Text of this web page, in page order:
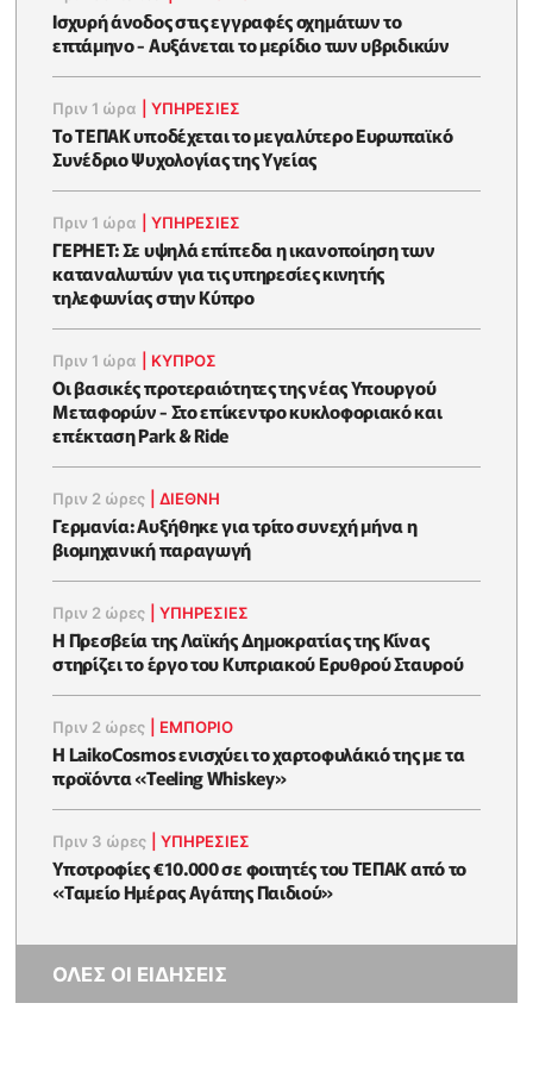
Ισχυρή άνοδος στις εγγραφές οχημάτων το
επτάμηνο - Αυξάνεται το μερίδιο των υβριδικών
Πριν 1 ώρα |ΥΠΗΡΕΣΙΕΣ
Το ΤΕΠΑΚ υποδέχεται το μεγαλύτερο Ευρωπαϊκό
Συνέδριο Ψυχολογίας της Υγείας
Πριν 1 ώρα |ΥΠΗΡΕΣΙΕΣ
ΓΕΡΗΕΤ: Σε υψηλά επίπεδα η ικανοποίηση των
καταναλωτών για τις υπηρεσίες κινητής
τηλεφωνίας στην Κύπρο
Πριν 1 ώρα ΚΥΠΡΟΣ
Οι βασικές προτεραιότητες της νέας Υπουργού
Μεταφορών - Στο επίκεντρο κυκλοφοριακό και
επέκταση Park & Ride
Πριν 2 ώρες |ΔΙΕΘΝΗ
Γερμανία: Αυξήθηκε για τρίτο συνεχή μήνα η
βιομηχανική παραγωγή
Πριν 2 ώρες |ΥΠΗΡΕΣΙΕΣ
Η Πρεσβεία της Λαϊκής Δημοκρατίας της Κίνας
στηρίζει το έργο του Κυπριακού Ερυθρού Σταυρού
Πριν 2 ώρες ΕΜΠΟΡΙΟ
Η LaikoCosmos ενισχύει το χαρτοφυλάκιό της με τα
προϊόντα «Teeling Whiskey»
Πριν 3 ώρες |ΥΠΗΡΕΣΙΕΣ
Υποτροφίες €10.000 σε φοιτητές του ΤΕΠΑΚ από το
«Ταμείο Ημέρας Αγάπης Παιδιού»
ΟΛΕΣ ΟΙ ΕΙΔΗΣΕΙΣ